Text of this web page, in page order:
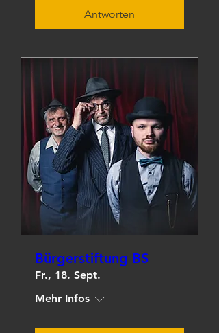
Antworten
Bürgerstiftung BS
Fr., 18. Sept.
Mehr Infos